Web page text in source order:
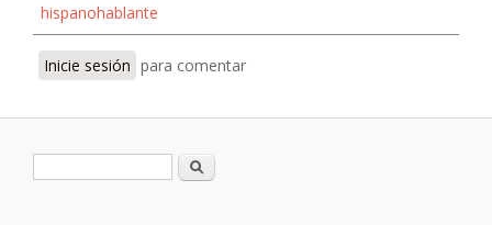
hispanohablante
Inicie sesión para comentar
Formulario de búsqueda
Buscar